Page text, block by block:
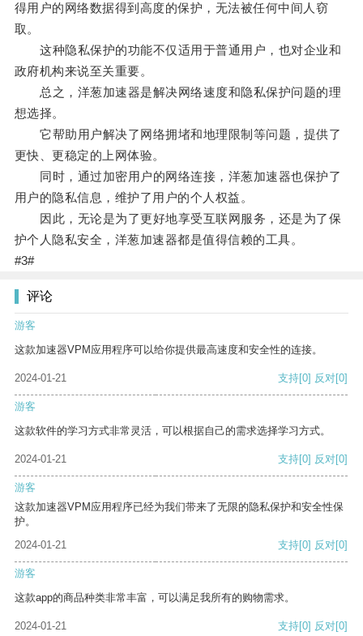
得用户的网络数据得到高度的保护，无法被任何中间人窃
取。
这种隐私保护的功能不仅适用于普通用户，也对企业和
政府机构来说至关重要。
总之，洋葱加速器是解决网络速度和隐私保护问题的理
想选择。
它帮助用户解决了网络拥堵和地理限制等问题，提供了
更快、更稳定的上网体验。
同时，通过加密用户的网络连接，洋葱加速器也保护了
用户的隐私信息，维护了用户的个人权益。
因此，无论是为了更好地享受互联网服务，还是为了保
护个人隐私安全，洋葱加速器都是值得信赖的工具。
#3#
评论
游客
这款加速器VPM应用程序可以给你提供最高速度和安全性的连接。
2024-01-21 支持[0] 反对[0]
游客
这款软件的学习方式非常灵活，可以根据自己的需求选择学习方式。
2024-01-21 支持[0] 反对[0]
游客
这款加速器VPM应用程序已经为我们带来了无限的隐私保护和安全性保
护。
2024-01-21
支持[0] 反对[0]
游客
这款app的商品种类非常丰富，可以满足我所有的购物需求。
2024-01-21 支持[0] 反对[0]